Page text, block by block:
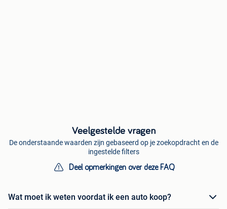
Veelgestelde vragen
De onderstaande waarden zijn gebaseerd op je zoekopdracht en de
ingestelde filters
Deel opmerkingen over deze FAQ
Wat moet ik weten voordat ik een auto koop?